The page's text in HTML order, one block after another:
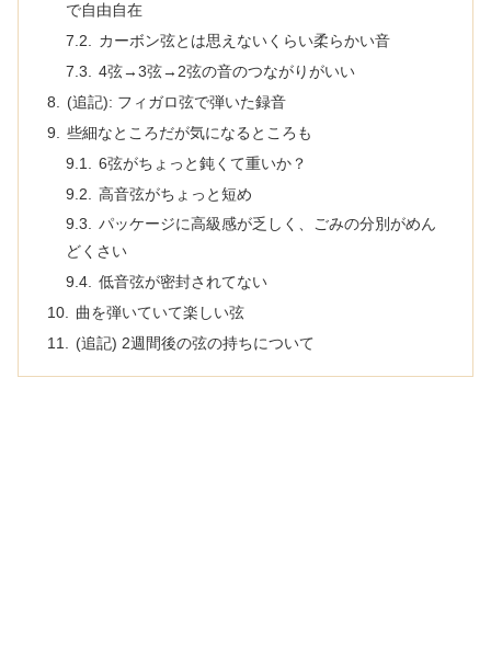
で自由自在
カーボン弦とは思えないくらい柔らかい音
4弦→3弦→2弦の音のつながりがいい
(追記): フィガロ弦で弾いた録音
些細なところだが気になるところも
6弦がちょっと鈍くて重いか？
高音弦がちょっと短め
パッケージに高級感が乏しく、ごみの分別がめん
どくさい
低音弦が密封されてない
曲を弾いていて楽しい弦
(追記) 2週間後の弦の持ちについて